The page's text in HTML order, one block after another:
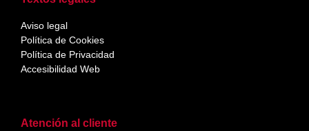
Atención al cliente
Aviso legal
Política de Cookies
Política de Privacidad
Accesibilidad Web